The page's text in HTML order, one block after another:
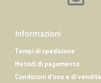
Informazioni
Tempi di spedizione
Metodi di pagamento
Condizioni d'uso e di vendita